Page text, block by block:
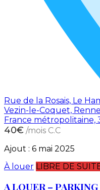
Rue de la Rosais, Le
Vezin-le-Coquet,
France métropolitaine,
40€ /mois C.C
Ajout : 6 mai 2025
À louer LIBRE DE
A LOUER –